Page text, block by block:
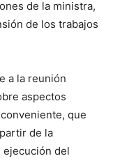
de la ministra,
de los trabajos
a la reunión
aspectos
que
de la
ejecución del